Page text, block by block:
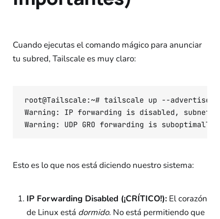
Cuando ejecutas el comando mágico para anunciar
tu subred, Tailscale es muy claro:
root@Tailscale:~# tailscale up --advertise-
Warning: IP forwarding is disabled,
Esto es lo que nos está diciendo nuestro sistema:
IP Forwarding Disabled (¡CRÍTICO!):El corazón
de Linux está dormido. No está permitiendo que